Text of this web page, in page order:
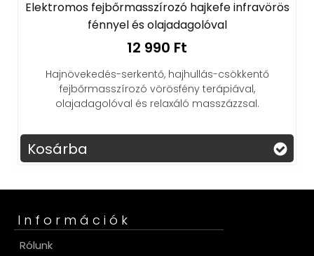
Elektromos fejbőrmasszírozó hajkefe infravörös
fénnyel és olajadagolóval
12 990 Ft
Hajnövekedés-serkentő, hajhullás-csökkentő
fejbőrmasszírozó vörösfény terápiával,
olajadagolóval és relaxáló masszázzsal.
Kosárba
Információk
Rólunk